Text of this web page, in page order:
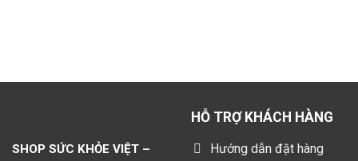
SHOP SỨC KHỎE VIỆT –
HỖ TRỢ KHÁCH HÀNG
Hướng dẫn đặt hàng